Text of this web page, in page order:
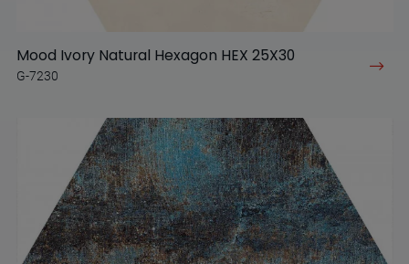
Mood Ivory Natural Hexagon HEX 25X30
G-7230